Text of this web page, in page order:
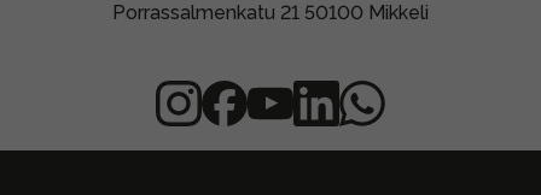
Porrassalmenkatu 21 50100 Mikkeli